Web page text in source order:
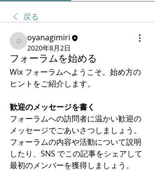
戻る
oyanagimiri
oyanagimiri
2020年8月2日
フォーラムを始める
Wix フォーラムへようこそ。始め方の
ヒントをご紹介します。
歓迎のメッセージを書く
フォーラムへの訪問者に温かい歓迎の
メッセージでごあいさつしましょう。
フォーラムの内容や活動について説明
したり、SNS でこの記事をシェアして
最初のメンバーを獲得しましょう。